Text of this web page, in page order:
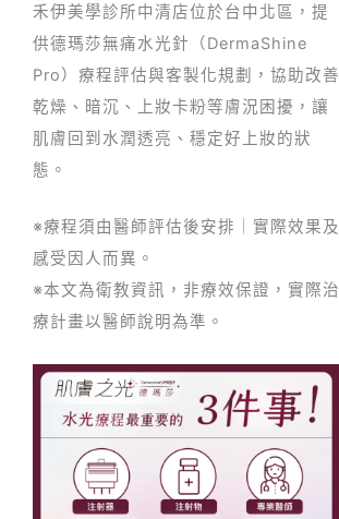
禾伊美學診所中清店位於台中北區，提
供德瑪莎無痛水光針（DermaShine
Pro）療程評估與客製化規劃，協助改善
乾燥、暗沉、上妝卡粉等膚況困擾，讓
肌膚回到水潤透亮、穩定好上妝的狀
態。
※療程須由醫師評估後安排｜實際效果及
感受因人而異。
※本文為衛教資訊，非療效保證，實際治
療計畫以醫師說明為準。